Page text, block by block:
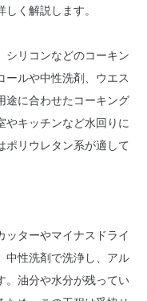
く解説します。
シリコンなどのコーキン
ールや中性洗剤、ウエス
途に合わせたコーキング
やキッチンなど水回りに
ポリウレタン系が適して
ッターやマイナスドライ
中性洗剤で洗浄し、アル
。油分や水分が残ってい